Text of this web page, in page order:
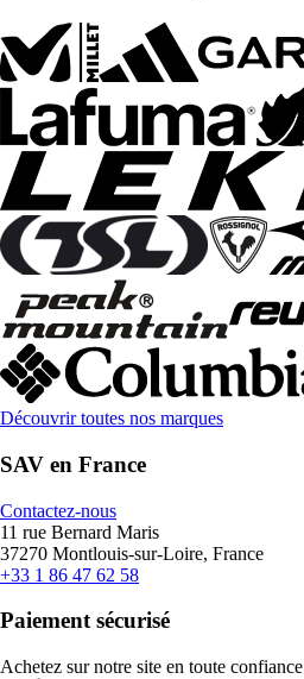
Découvrir toutes nos marques
SAV en France
Contactez-nous
11 rue Bernard Maris
37270 Montlouis-sur-Loire, France
+33 1 86 47 62 58
Paiement sécurisé
Achetez sur notre site en toute confiance